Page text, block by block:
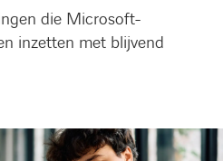
die Microsoft-
inzetten met blijvend